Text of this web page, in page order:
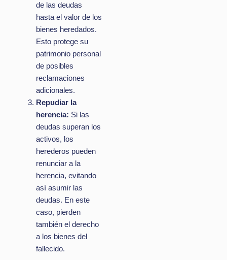
de las deudas
hasta el valor de los
bienes heredados.
Esto protege su
patrimonio personal
de posibles
reclamaciones
adicionales.
Repudiar la
herencia: Si las
deudas superan los
activos, los
herederos pueden
renunciar a la
herencia, evitando
así asumir las
deudas. En este
caso, pierden
también el derecho
a los bienes del
fallecido.